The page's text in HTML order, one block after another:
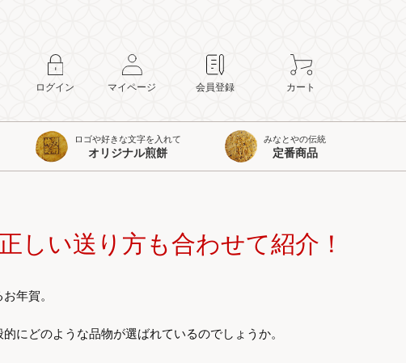
ログイン マイページ 会員登録 カート
ロゴや好きな文字を入れて
オリジナル煎餅
みなとやの伝統
定番商品
しい送り方も合わせて紹介！
年賀。
にどのような品物が選ばれているのでしょうか。